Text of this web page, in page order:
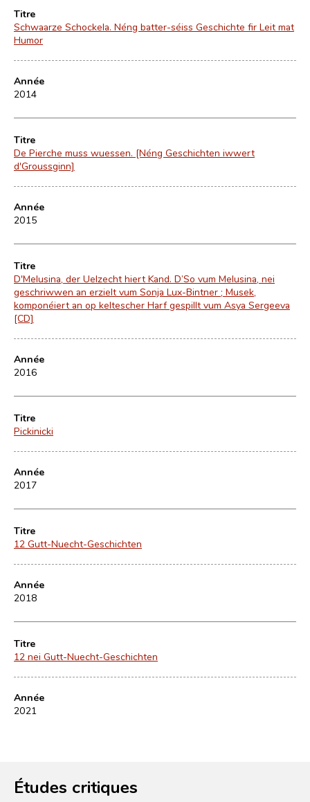
Titre
Schwaarze Schockela. Néng batter-séiss Geschichte fir Leit mat
Humor
Année
2014
Titre
De Pierche muss wuessen. [Néng Geschichten iwwert
d'Groussginn]
Année
2015
Titre
D'Melusina, der Uelzecht hiert Kand. D’So vum Melusina, nei
geschriwwen an erzielt vum Sonja Lux-Bintner ; Musek,
komponéiert an op keltescher Harf gespillt vum Asya Sergeeva
[CD]
Année
2016
Titre
Pickinicki
Année
2017
Titre
12 Gutt-Nuecht-Geschichten
Année
2018
Titre
12 nei Gutt-Nuecht-Geschichten
Année
2021
Études critiques